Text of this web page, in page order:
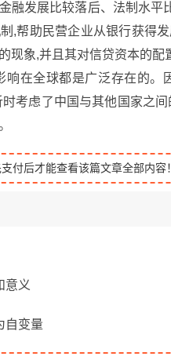
融发展比较落后、法制水
,帮助民营企业从银行获得
现象,并且其对信贷资本的
响在全球都是广泛存在的
考虑了中国与其他国家之
付后才能查看该篇文章全部内容！
意义
自变量